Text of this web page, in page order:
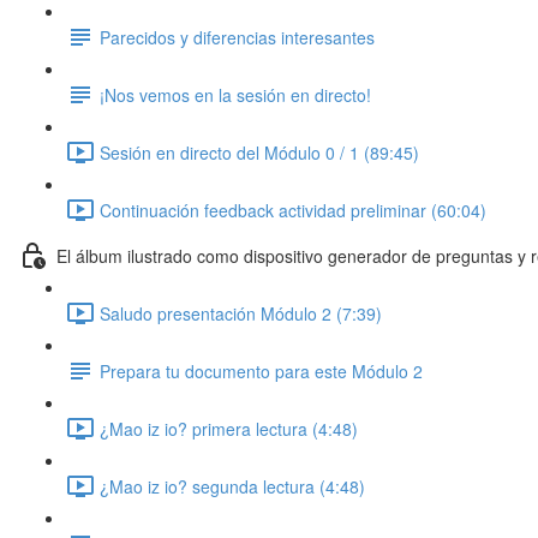
Parecidos y diferencias interesantes
¡Nos vemos en la sesión en directo!
Sesión en directo del Módulo 0 / 1 (89:45)
Continuación feedback actividad preliminar (60:04)
El álbum ilustrado como dispositivo generador de preguntas y
Saludo presentación Módulo 2 (7:39)
Prepara tu documento para este Módulo 2
¿Mao iz io? primera lectura (4:48)
¿Mao iz io? segunda lectura (4:48)